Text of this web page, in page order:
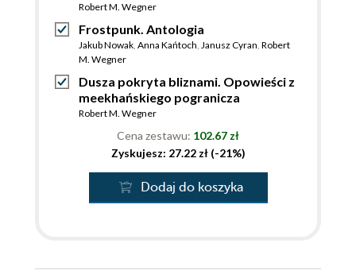
Robert M. Wegner
Frostpunk. Antologia
Jakub Nowak, Anna Kańtoch, Janusz Cyran, Robert
M. Wegner
Dusza pokryta bliznami. Opowieści z
meekhańskiego pogranicza
Robert M. Wegner
Cena zestawu: 102.67 zł
Zyskujesz: 27.22 zł (-21%)
Dodaj do koszyka